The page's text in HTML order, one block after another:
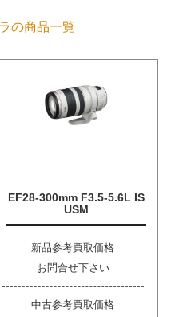
の商品一覧
EF28-300mm F3.5-5.6L IS
USM
新品参考買取価格
お問合せ下さい
中古参考買取価格